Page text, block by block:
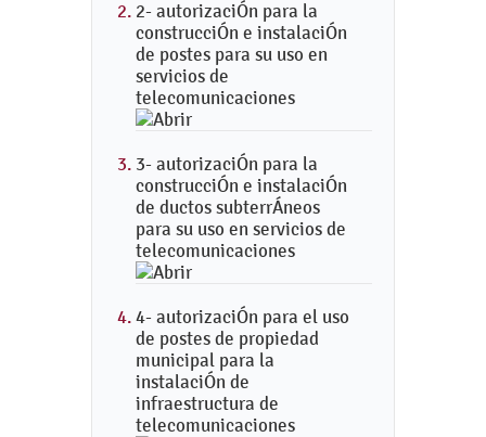
2- autorizaciÓn para la
construcciÓn e instalaciÓn
de postes para su uso en
servicios de
telecomunicaciones
3- autorizaciÓn para la
construcciÓn e instalaciÓn
de ductos subterrÁneos
para su uso en servicios de
telecomunicaciones
4- autorizaciÓn para el uso
de postes de propiedad
municipal para la
instalaciÓn de
infraestructura de
telecomunicaciones